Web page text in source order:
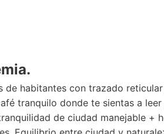
de habitantes con trazado
tranquilo donde te sientas a
de ciudad manejable +